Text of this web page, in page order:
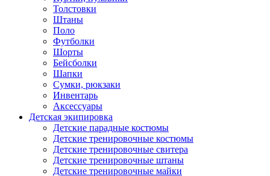
Толстовки
Штаны
Поло
Футболки
Шорты
Бейсболки
Шапки
Сумки, рюкзаки
Инвентарь
Аксессуары
Детская экипировка
Детские парадные костюмы
Детские тренировочные костюмы
Детские тренировочные свитера
Детские тренировочные штаны
Детские тренировочные майки